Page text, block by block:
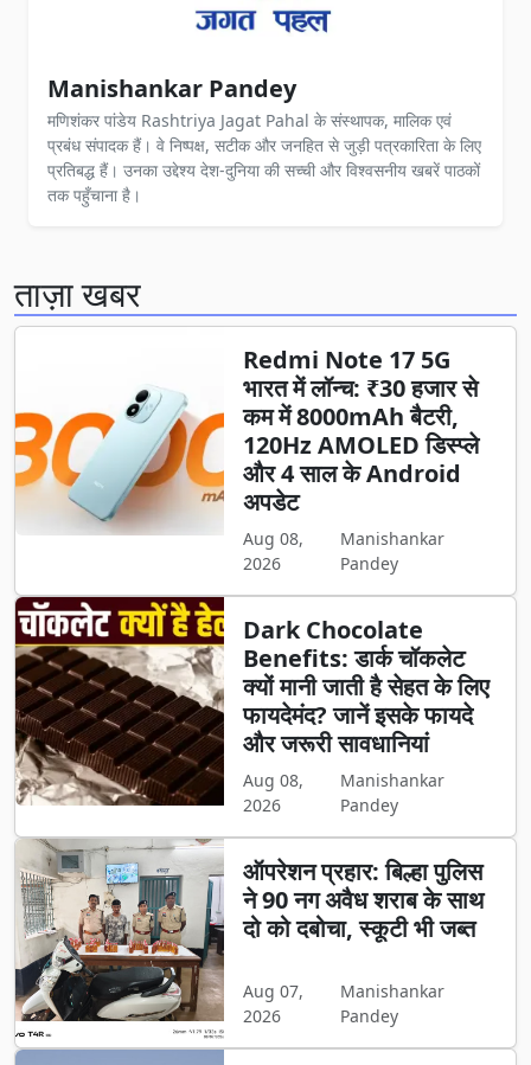
Manishankar Pandey
मणिशंकर पांडेय Rashtriya Jagat Pahal के संस्थापक, मालिक एवं
प्रबंध संपादक हैं। वे निष्पक्ष, सटीक और जनहित से जुड़ी पत्रकारिता के लिए
प्रतिबद्ध हैं। उनका उद्देश्य देश-दुनिया की सच्ची और विश्वसनीय खबरें पाठकों
तक पहुँचाना है।
ताज़ा खबर
Redmi Note 17 5G
भारत में लॉन्च: ₹30 हजार से
कम में 8000mAh बैटरी,
120Hz AMOLED डिस्प्ले
और 4 साल के Android
अपडेट
Aug 08,
2026
Manishankar
Pandey
Dark Chocolate
Benefits: डार्क चॉकलेट
क्यों मानी जाती है सेहत के लिए
फायदेमंद? जानें इसके फायदे
और जरूरी सावधानियां
Aug 08,
2026
Manishankar
Pandey
ऑपरेशन प्रहार: बिल्हा पुलिस
ने 90 नग अवैध शराब के साथ
दो को दबोचा, स्कूटी भी जब्त
Aug 07,
2026
Manishankar
Pandey